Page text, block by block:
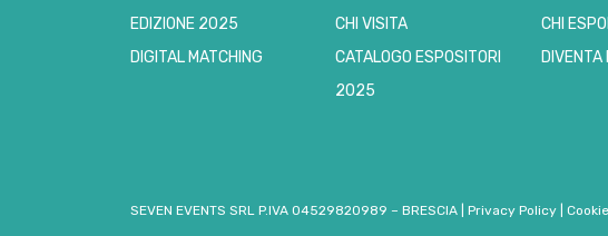
EDIZIONE 2025
DIGITAL MATCHING
CHI VISITA
CATALOGO ESPOSITORI
2025
CHI
DIVENTA
SEVEN EVENTS SRL P.IVA 04529820989 – BRESCIA Privacy Policy